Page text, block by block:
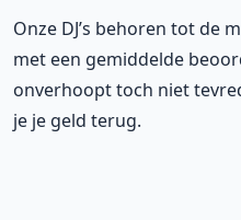
Onze DJ’s behoren tot de
met een gemiddelde
onverhoopt toch niet
je je geld terug.